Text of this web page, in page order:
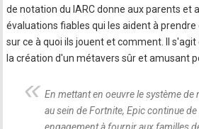
de notation du IARC donne aux parents et
évaluations fiables qui les aident à
sur ce à quoi ils jouent et comment. Il
la création d'un métavers sûr et amusant
En mettant en oeuvre le système de
au sein de Fortnite, Epic continue